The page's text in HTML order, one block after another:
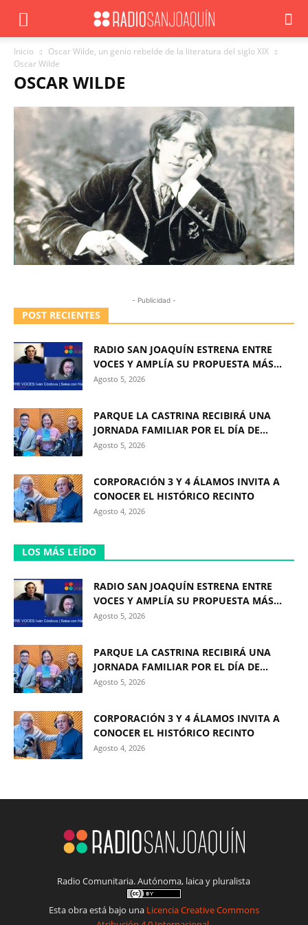
Inicio
Oscar Wilde, un genio rebelde de la literatura del siglo XIX
Oscar Wilde
OSCAR WILDE
- Publicidad -
POST RECIENTES
RADIO SAN JOAQUÍN ESTRENA ENTRE
VOCES Y AMPLÍA SU PROPUESTA MÁS...
Agosto 5, 2026
PARQUE LA CASTRINA RECIBIRÁ UNA
JORNADA FAMILIAR POR EL DÍA DE...
Agosto 5, 2026
CORPORACIÓN 3 Y 4 ÁLAMOS INVITA A
CONOCER EL HISTÓRICO RECINTO
Agosto 4, 2026
LOS MÁS LEÍDO
RADIO SAN JOAQUÍN ESTRENA ENTRE
VOCES Y AMPLÍA SU PROPUESTA MÁS...
Agosto 5, 2026
PARQUE LA CASTRINA RECIBIRÁ UNA
JORNADA FAMILIAR POR EL DÍA DE...
Agosto 5, 2026
CORPORACIÓN 3 Y 4 ÁLAMOS INVITA A
CONOCER EL HISTÓRICO RECINTO
Agosto 4, 2026
Radio Comunitaria. Autónoma, laica y pluralista
Esta obra está bajo una Licencia Creative Commons